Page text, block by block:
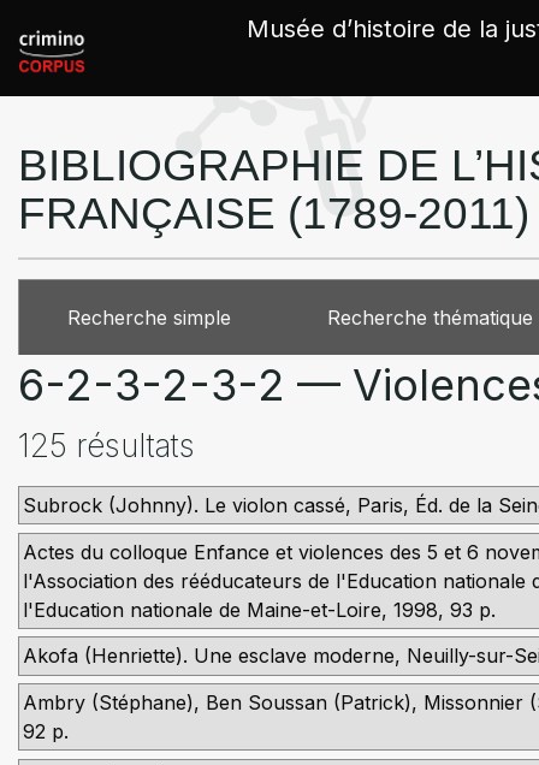
Musée d’histoire de la
BIBLIOGRAPHIE DE
FRANÇAISE (1789-2011)
Recherche simple Recherche thématique
6-2-3-2-3-2 —
125 résultats
Subrock (Johnny). Le violon cassé, Paris, Éd. de la
Actes du colloque Enfance et violences des 5 et 6
l'Association des rééducateurs de l'Education
l'Education nationale de Maine-et-Loire, 1998, 93 p.
Akofa (Henriette). Une esclave moderne, Neuilly-sur-
Ambry (Stéphane), Ben Soussan (Patrick), Missonnier
92 p.
Panneau de gestion des cookies